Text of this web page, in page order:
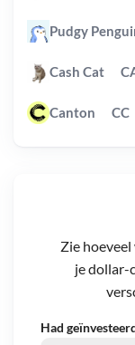
Zie hoeveel
je dollar-
Had
Pudgy
Cash Cat
Canton CC